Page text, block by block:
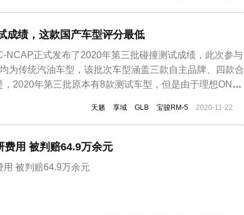
成绩，这款国产车型评分最低
NCAP正式发布了2020年第三批碰撞测试成绩，此次参与
为传统汽油车型，该批次车型涵盖三款自主品牌、四款合
2020年第三批原本有8款测试车型，但是由于理想ONE
、哈弗F7、奔驰GLB、宝马3系、本田享域、日产天籁
天籁 享域 GLB 宝骏RM-5 2020-11-22
费用 被判赔64.9万余元
奇点汽车拖欠中汽研费用 被判赔64.9万余元